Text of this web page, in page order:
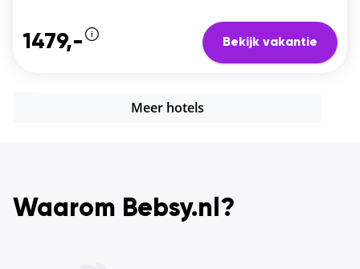
1479,- Bekijk vakantie
Meer hotels
Waarom Bebsy.nl?